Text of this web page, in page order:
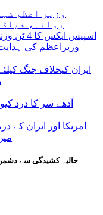
وزیر اعظم
روانہ،
اسپیس ایکس کا 4 ٹن وزنی راکٹ چاند کی سطح سے ٹکرا گیا
ایران کیخلاف جنگ
آدھے سر کا درد
امریکا اور ایران کے
حالیہ کشیدگی سے دشمن